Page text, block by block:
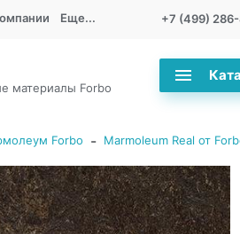
Еще... +7 (499)
материалы Forbo
Forbo - Marmoleum Real от